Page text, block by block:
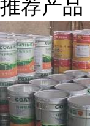
推荐产品